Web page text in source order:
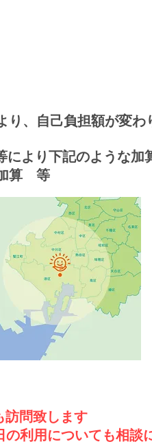
り、自己負担額が変わ
より下記のような加
算 等
問致します
利用についても相談